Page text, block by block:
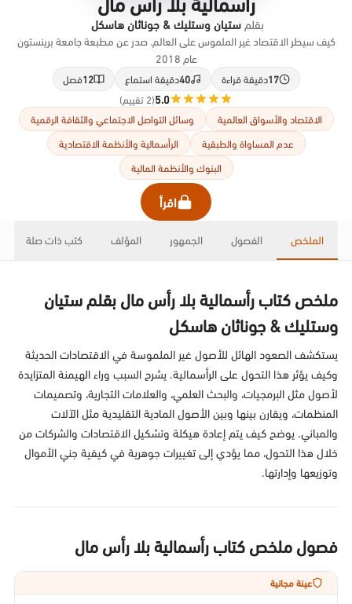
بقلم ستيان وستليك & جوناثان هاسكل
كيف سيطر الاقتصاد غير الملموس على العالم. صدر عن مطبعة جامعة برينستون
عام 2018
17دقيقة قراءة 40دقيقة استماع 12فصل
5.0(2 تقييم)
الاقتصاد والأسواق العالمية
وسائل التواصل الاجتماعي والثقافة الرقمية
عدم المساواة والطبقية
الرأسمالية والأنظمة الاقتصادية
البنوك والأنظمة المالية
اقرأ
الملخص الفصول الجمهور المؤلف كتب ذات صلة
ملخص كتاب رأسمالية بلا رأس مال بقلم ستيان
وستليك & جوناثان هاسكل
يستكشف الصعود الهائل للأصول غير الملموسة في الاقتصادات الحديثة
وكيف يؤثر هذا التحول على الرأسمالية. يشرح السبب وراء الهيمنة المتزايدة
لأصول مثل البرمجيات، والبحث العلمي، والعلامات التجارية، وتصميمات
المنظمات، ويقارن بينها وبين الأصول المادية التقليدية مثل الآلات
والمباني. يوضح كيف يتم إعادة هيكلة وتشكيل الاقتصادات والشركات من
خلال هذا التحول، مما يؤدي إلى تغييرات جوهرية في كيفية جني الأموال
وتوزيعها وإدارتها.
فصول ملخص كتاب رأسمالية بلا رأس مال
عينة مجانية